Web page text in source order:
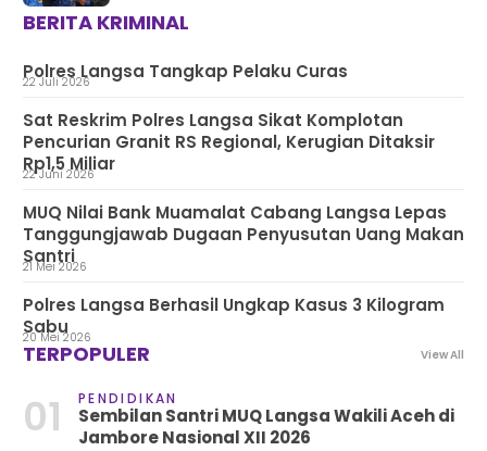
BERITA KRIMINAL
Polres Langsa Tangkap Pelaku Curas
22 Juli 2026
Sat Reskrim Polres Langsa Sikat Komplotan
Pencurian Granit RS Regional, Kerugian Ditaksir
Rp1,5 Miliar
22 Juni 2026
MUQ Nilai Bank Muamalat Cabang Langsa Lepas
Tanggungjawab Dugaan Penyusutan Uang Makan
Santri
21 Mei 2026
Polres Langsa Berhasil Ungkap Kasus 3 Kilogram
Sabu20 Mei 2026
TERPOPULER View All
01 PENDIDIKAN
Sembilan Santri MUQ Langsa Wakili Aceh di
Jambore Nasional XII 2026